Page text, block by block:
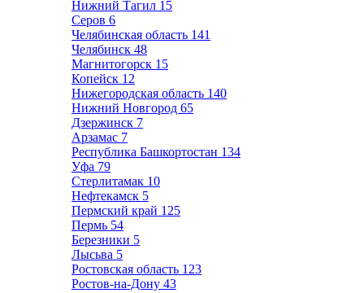
Нижний Тагил 15
Серов 6
Челябинская область 141
Челябинск 48
Магнитогорск 15
Копейск 12
Нижегородская область 140
Нижний Новгород 65
Дзержинск 7
Арзамас 7
Республика Башкортостан 134
Уфа 79
Стерлитамак 10
Нефтекамск 5
Пермский край 125
Пермь 54
Березники 5
Лысьва 5
Ростовская область 123
Ростов-на-Дону 43